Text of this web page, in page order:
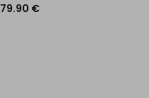
79.90 €